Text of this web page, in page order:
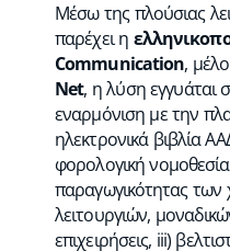
Μέσω της πλούσιας
παρέχει η
Communication,
Net, η λύση εγγυάται
εναρμόνιση με την
ηλεκτρονικά βιβλία
φορολογική
παραγωγικότητας
λειτουργιών,
επιχειρήσεις, iii)